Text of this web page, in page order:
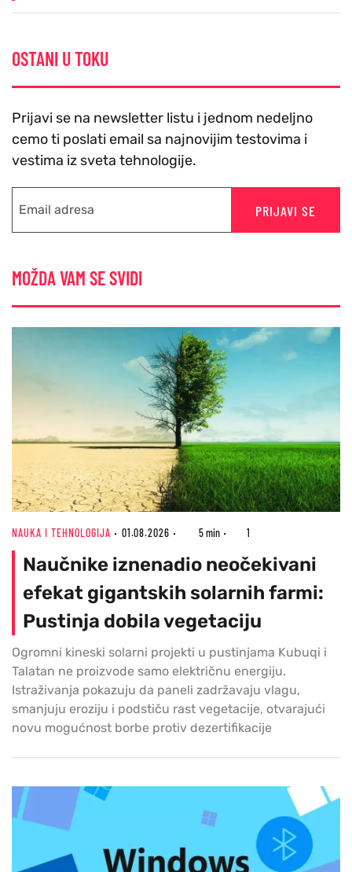
OSTANI U TOKU
Prijavi se na newsletter listu i jednom nedeljno
cemo ti poslati email sa najnovijim testovima i
vestima iz sveta tehnologije.
PRIJAVI SE
MOŽDA VAM SE SVIDI
NAUKA I TEHNOLOGIJA 01.08.2026 5 min 1
Naučnike iznenadio neočekivani
efekat gigantskih solarnih farmi:
Pustinja dobila vegetaciju
Ogromni kineski solarni projekti u pustinjama Kubuqi i
Talatan ne proizvode samo električnu energiju.
Istraživanja pokazuju da paneli zadržavaju vlagu,
smanjuju eroziju i podstiču rast vegetacije, otvarajući
novu mogućnost borbe protiv dezertifikacije